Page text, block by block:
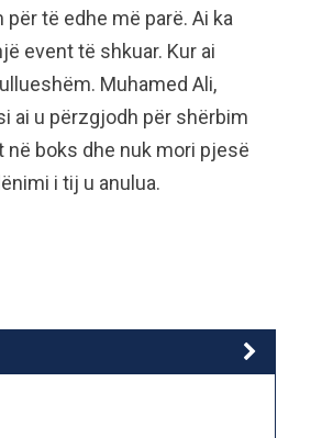
të edhe më parë. Ai ka
event të shkuar. Kur ai
Muhamed Ali,
ai u përzgjodh për shërbim
boks dhe nuk mori pjesë
i tij u anulua.